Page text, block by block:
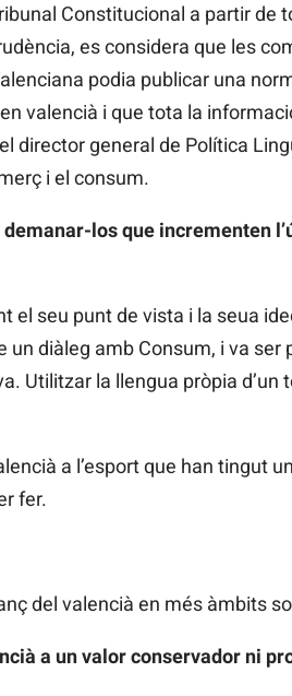
Constitucional a partir de
es considera que les
podia publicar una
valencià i que tota la
director general de Política
i el consum.
los que incrementen
seu punt de vista i la seua
diàleg amb Consum, i va ser
Utilitzar la llengua pròpia d’un
a l’esport que han tingut
fer.
del valencià en més àmbits
a un valor conservador ni